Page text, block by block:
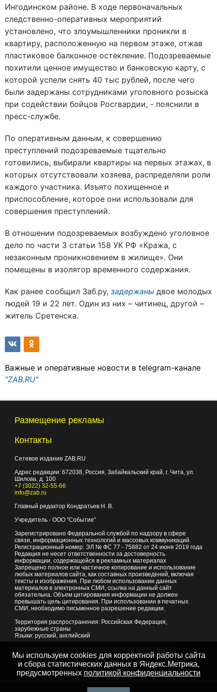
Ингодинском районе. В ходе первоначальных
следственно-оперативных мероприятий
установлено, что злоумышленники проникли в
квартиру, расположенную на первом этаже, отжав
пластиковое балконное остекление. Подозреваемые
похитили ценное имущество и банковскую карту, с
которой успели снять 40 тыс рублей, после чего
были задержаны сотрудниками уголовного розыска
при содействии бойцов Росгвардии, - пояснили в
пресс-службе.
По оперативным данным, к совершению
преступлений подозреваемые тщательно
готовились, выбирали квартиры на первых этажах, в
которых отсутствовали хозяева, распределяли роли
каждого участника. Изъято похищенное и
приспособление, которое они использовали для
совершения преступлений.
В отношении подозреваемых возбуждено уголовное
дело по части 3 статьи 158 УК РФ «Кража, с
незаконным проникновением в жилище». Они
помещены в изолятор временного содержания.
Как ранее сообщил Заб.ру, задержаны двое молодых
людей 19 и 22 лет. Один из них – читинец, другой –
житель Сретенска.
Важные и оперативные новости в telegram-канале
"ZAB.RU"
Размещение рекламы
Контакты
Сетевое издание ZAB.RU
Адрес редакции: 672038, Россия, Забайкальский край, г. Чита, ул.
Шилова, д. 100
+7 (3022) 32-55-66
info@zab.ru
Главный редактор Кондратьев Н. В.
Учредитель - ООО "Событие"
Зарегистрировано Федеральной службой по надзору в сфере
связи, информационных технологий и массовых коммуникаций.
Регистрационный номер: ЭЛ № ФС 77 - 75882 от 24 июня 2019 года
Редакция не несет ответственности за достоверность
информации, содержащейся в рекламных материалах
Запрещено полное или частичное копирование и использование
любых материалов сайта, как составных произведений, включая
тексты и изображения. При любом использовании данных
материалов в электронных СМИ, ссылка на данный сайт
обязательна. Объем цитирования информации не должен
превышать цель цитирования. При использовании в печатных
СМИ, необходимо письменное разрешение редакции.
Территория распространения: Российская Федерация,
зарубежные страны
Языки: русский, английский
© 2007 - 2026Портал Читы и Забайкальского края
Мы используем cookies для корректной работы сайта
и сбора статистических данных в Яндекс.Метрика,
предусмотренных политикой конфиденциальности